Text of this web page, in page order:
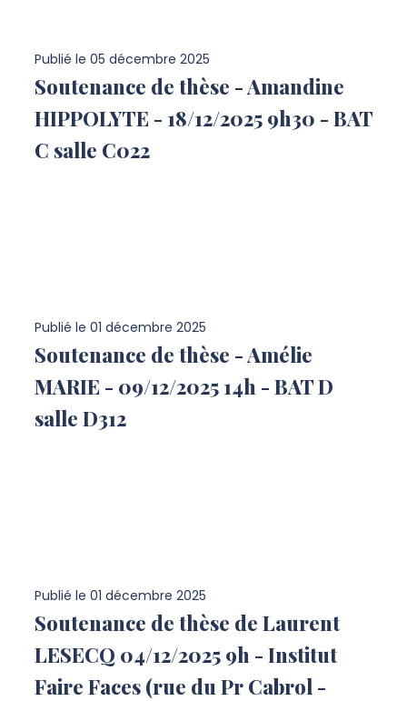
Publié le 05 décembre 2025
Soutenance de thèse - Amandine
HIPPOLYTE - 18/12/2025 9h30 - BAT
C salle C022
Publié le 01 décembre 2025
Soutenance de thèse - Amélie
MARIE - 09/12/2025 14h - BAT D
salle D312
Publié le 01 décembre 2025
Soutenance de thèse de Laurent
LESECQ 04/12/2025 9h - Institut
Faire Faces (rue du Pr Cabrol -